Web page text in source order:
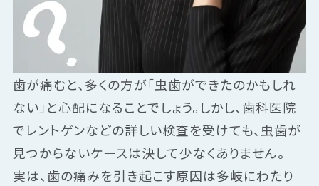
歯が痛むと、多くの方が「虫歯ができたのかもしれ
ない」と心配になることでしょう。しかし、歯科医院
でレントゲンなどの詳しい検査を受けても、虫歯が
見つからないケースは決して少なくありません。
実は、歯の痛みを引き起こす原因は多岐にわたり